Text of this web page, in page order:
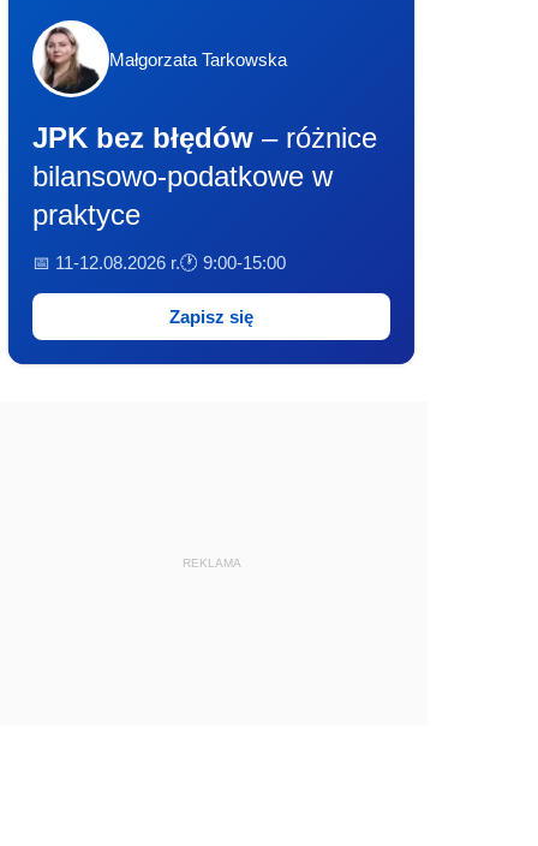
Małgorzata Tarkowska
JPK bez błędów – różnice
bilansowo-podatkowe w
praktyce
📅 11-12.08.2026 r.🕐 9:00-15:00
Zapisz się
REKLAMA